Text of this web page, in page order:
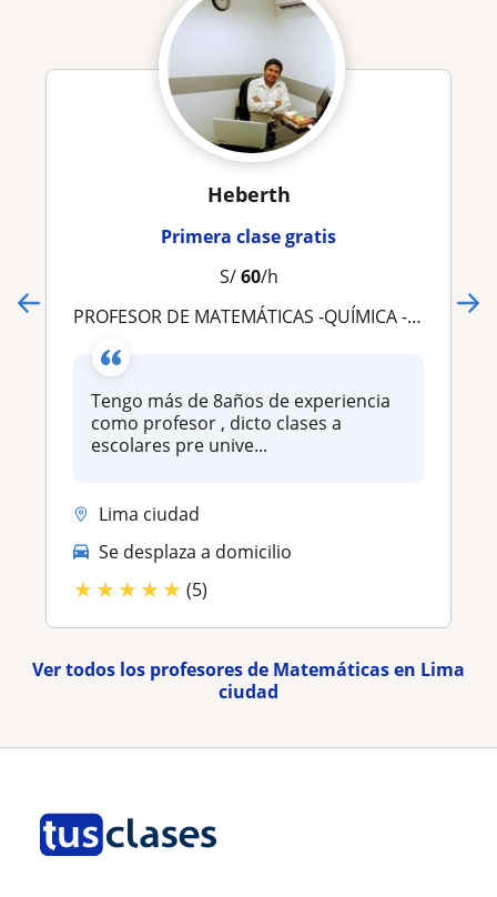
Heberth
Primera clase gratis
S/60/h
PROFESOR DE MATEMÁTICAS -QUÍMICA -FÍSICA ONLINE (Universidad del Pacífico Universidad de Lima Pucp y Cayetano )
Tengo más de 8años de experiencia
como profesor , dicto clases a
escolares pre unive...
Lima ciudad
Se desplaza a domicilio
★★★★★ (5)
Ver todos los profesores de Matemáticas en Lima
ciudad